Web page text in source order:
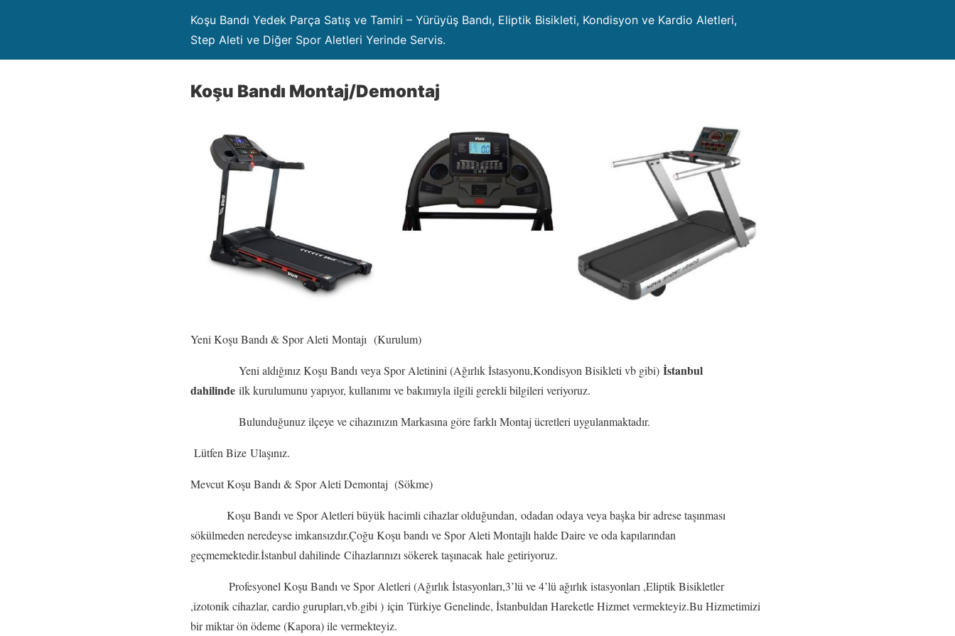
Koşu Bandı Yedek Parça Satış ve Tamiri – Yürüyüş Bandı, Eliptik Bisikleti, Kondisyon ve Kardio Aletleri,
Step Aleti ve Diğer Spor Aletleri Yerinde Servis.
Koşu Bandı Montaj/Demontaj
Yeni Koşu Bandı & Spor Aleti Montajı (Kurulum)
Yeni aldığınız Koşu Bandı veya Spor Aletinini (Ağırlık İstasyonu,Kondisyon Bisikleti vb gibi) İstanbul
dahilinde ilk kurulumunu yapıyor, kullanımı ve bakımıyla ilgili gerekli bilgileri veriyoruz.
Bulunduğunuz ilçeye ve cihazınızın Markasına göre farklı Montaj ücretleri uygulanmaktadır.
Lütfen Bize Ulaşınız.
Mevcut Koşu Bandı & Spor Aleti Demontaj (Sökme)
Koşu Bandı ve Spor Aletleri büyük hacimli cihazlar olduğundan, odadan odaya veya başka bir adrese taşınması
sökülmeden neredeyse imkansızdır.Çoğu Koşu bandı ve Spor Aleti Montajlı halde Daire ve oda kapılarından
geçmemektedir.İstanbul dahilinde Cihazlarınızı sökerek taşınacak hale getiriyoruz.
Profesyonel Koşu Bandı ve Spor Aletleri (Ağırlık İstasyonları,3’lü ve 4’lü ağırlık istasyonları ,Eliptik Bisikletler
,izotonik cihazlar, cardio gurupları,vb.gibi ) için Türkiye Genelinde, İstanbuldan Hareketle Hizmet vermekteyiz.Bu Hizmetimizi
bir miktar ön ödeme (Kapora) ile vermekteyiz.